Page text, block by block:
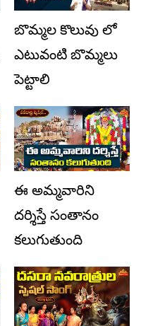
బొమ్మల కొలువు లో
ఎటువంటి బొమ్మలు
పెట్టాలి
ఈ అమ్మవారిని
దర్శిస్తే సంతానం
కలుగుతుంది